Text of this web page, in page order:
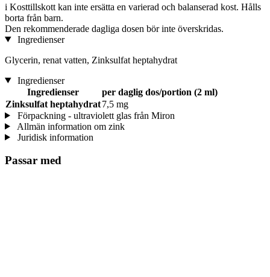
i Kosttillskott kan inte ersätta en varierad och balanserad kost. Hålls
borta från barn.
Den rekommenderade dagliga dosen bör inte överskridas.
Ingredienser
Glycerin, renat vatten, Zinksulfat heptahydrat
Ingredienser
Ingredienser
per daglig dos/portion (2 ml)
Zinksulfat heptahydrat7,5 mg
Förpackning - ultraviolett glas från Miron
Allmän information om zink
Juridisk information
Passar med